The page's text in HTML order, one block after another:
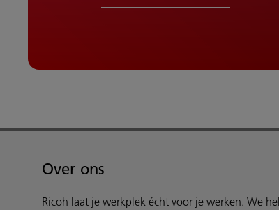
Over ons
Ricoh laat je werkplek écht voor je werken. We